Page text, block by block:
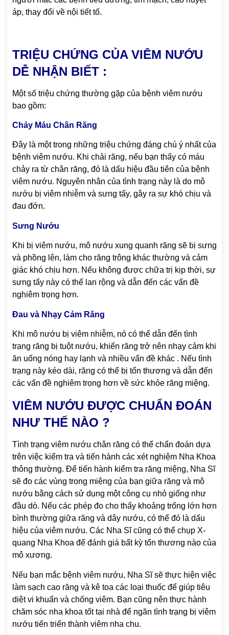
áp, thay đổi về nội tiết tố.
TRIỆU CHỨNG CỦA VIÊM NƯỚU
DỄ NHẬN BIẾT :
Một số triệu chứng thường gặp của bệnh viêm nướu
bao gồm:
Chảy Máu Chân Răng
Đây là một trong những triệu chứng đáng chú ý nhất của
bệnh viêm nướu. Khi chải răng, nếu bạn thấy có máu
chảy ra từ chân răng, đó là dấu hiệu đầu tiên của bệnh
viêm nướu. Nguyên nhân của tình trạng này là do mô
nướu bị viêm nhiễm và sưng tấy, gây ra sự khó chịu và
đau đớn.
Sưng Nướu
Khi bị viêm nướu, mô nướu xung quanh răng sẽ bị sưng
và phồng lên, làm cho răng trông khác thường và cảm
giác khó chịu hơn. Nếu không được chữa trị kịp thời, sự
sưng tấy này có thể lan rộng và dẫn đến các vấn đề
nghiêm trọng hơn.
Đau và Nhạy Cảm Răng
Khi mô nướu bị viêm nhiễm, nó có thể dẫn đến tình
trạng răng bị tuột nướu, khiến răng trở nên nhạy cảm khi
ăn uống nóng hay lạnh và nhiều vấn đề khác . Nếu tình
trạng này kéo dài, răng có thể bị tổn thương và dẫn đến
các vấn đề nghiêm trọng hơn về sức khỏe răng miệng.
VIÊM NƯỚU ĐƯỢC CHUẨN ĐOÁN
NHƯ THẾ NÀO ?
Tình trạng viêm nướu chân răng có thể chẩn đoán dựa
trên việc kiểm tra và tiến hành các xét nghiệm Nha Khoa
thông thường. Để tiến hành kiểm tra răng miệng, Nha Sĩ
sẽ đo các vùng trong miệng của bạn giữa răng và mô
nướu bằng cách sử dụng một công cụ nhỏ giống như
đầu dò. Nếu các phép đo cho thấy khoảng trống lớn hơn
bình thường giữa răng và dây nướu, có thể đó là dấu
hiệu của viêm nướu. Các Nha Sĩ cũng có thể chụp X-
quang Nha Khoa để đánh giá bất kỳ tổn thương nào của
mô xương.
Nếu bạn mắc bệnh viêm nướu, Nha Sĩ sẽ thực hiện việc
làm sạch cao răng và kê toa các loại thuốc để giúp tiêu
diệt vi khuẩn và chống viêm. Bạn cũng nên thực hành
chăm sóc nha khoa tốt tại nhà để ngăn tình trạng bị viêm
nướu tiến triển thành viêm nha chu.